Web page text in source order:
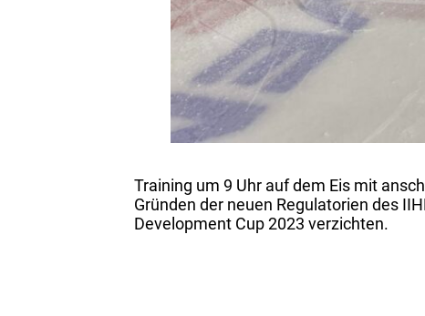
Training um 9 Uhr auf dem Eis mit
Gründen der neuen Regulatorien des
Development Cup 2023 verzichten.